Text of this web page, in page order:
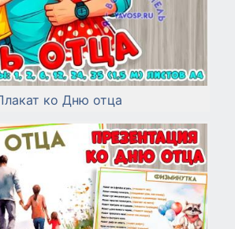
ко Дню отца